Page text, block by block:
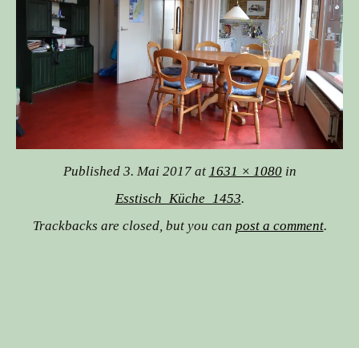
Published 3. Mai 2017at 1631 × 1080in
Esstisch_Küche_1453.
Trackbacks are closed, but you can post a comment.